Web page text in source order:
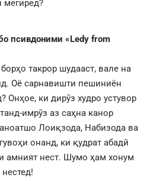
мегиред?
псивдоними «Ledy from
такрор шудааст, вале на
Оё сарнавишти пешиниён
Онҳое, ки дирӯз худро устувор
имрӯз аз саҳна канор
Лоиқзода, Набизода ва
онанд, ки қудрат абадӣ
амният нест. Шумо ҳам хонум